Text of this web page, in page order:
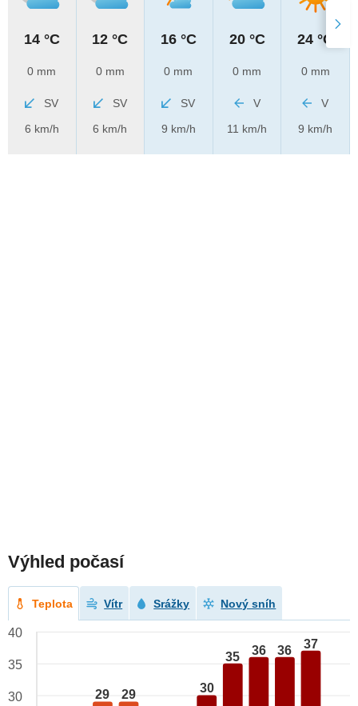
14 °C
0 mm
SV
6 km/h
12 °C
0 mm
SV
6 km/h
16 °C
0 mm
SV
9 km/h
20 °C
0 mm
V
11 km/h
24 °C
0 mm
V
9 km/h
Výhled počasí
Teplota Vítr Srážky Nový sníh
29 29 30
35 36 36 37
40
35
30